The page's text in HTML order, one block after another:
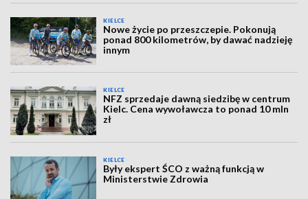
KIELCE
Nowe życie po przeszczepie. Pokonują
ponad 800 kilometrów, by dawać nadzieję
innym
KIELCE
NFZ sprzedaje dawną siedzibę w centrum
Kielc. Cena wywoławcza to ponad 10 mln
zł
KIELCE
Były ekspert ŚCO z ważną funkcją w
Ministerstwie Zdrowia